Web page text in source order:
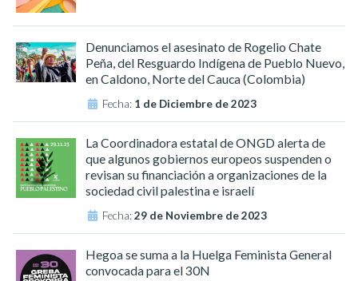
Denunciamos el asesinato de Rogelio Chate
Peña, del Resguardo Indígena de Pueblo Nuevo,
en Caldono, Norte del Cauca (Colombia)
Fecha: 1 de Diciembre de 2023
La Coordinadora estatal de ONGD alerta de
que algunos gobiernos europeos suspenden o
revisan su financiación a organizaciones de la
sociedad civil palestina e israelí
Fecha:29 de Noviembre de 2023
Hegoa se suma a la Huelga Feminista General
convocada para el 30N